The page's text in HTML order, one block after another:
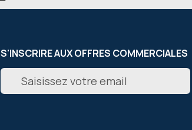
S'INSCRIRE AUX OFFRES COMMERCIALES
Inscription
notre